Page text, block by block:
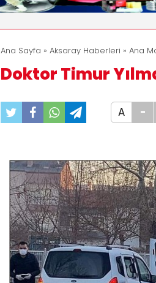
Ana Sayfa » Aksaray Haberleri » Ana
Doktor Timur
A -